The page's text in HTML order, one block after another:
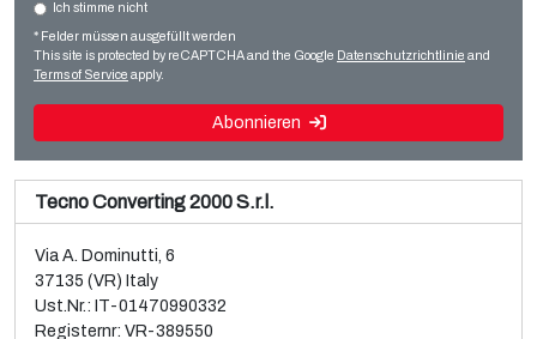
Flexo CI
Weiterlesen
Verkauf und Demontage einer gebrauchten Brückner
BOPP-3-Schicht-Folienanlage
Ich stimme nicht
* Felder müssen ausgefüllt werden
This site is protected by reCAPTCHA and the Google Datenschutzrichtlinie and
Terms of Service apply.
Abonnieren
Tecno Converting 2000 S.r.l.
Via A. Dominutti, 6
37135 (VR) Italy
Ust.Nr.: IT-01470990332
Registernr: VR-389550